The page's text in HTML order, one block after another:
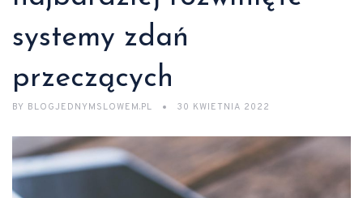
systemy zdań
przeczących
BY BLOGJEDNYMSLOWEM.PL 30 KWIETNIA 2022